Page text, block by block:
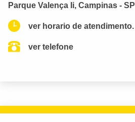
Parque Valença Ii, Campinas - SP
ver horario de atendimento.
ver telefone